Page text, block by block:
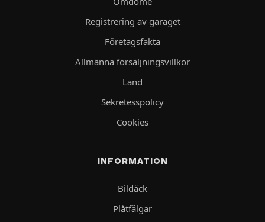
Registrering av garaget
Företagsfakta
Allmänna försäljningsvillkor
Land
Sekretesspolicy
Cookies
INFORMATION
Bildäck
Plåtfälgar